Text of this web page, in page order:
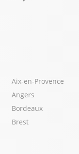
Aix-en-Provence
Angers
Bordeaux
Brest